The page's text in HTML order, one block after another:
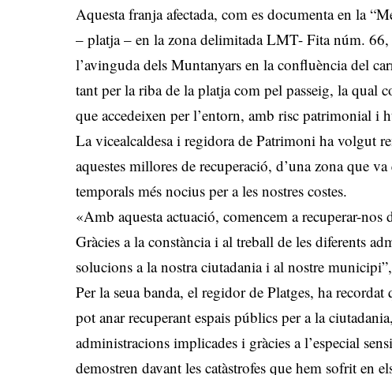
Aquesta franja afectada, com es documenta en la
– platja – en la zona delimitada LMT- Fita núm. 66,
l’avinguda dels Muntanyars en la confluència del
tant per la riba de la platja com pel passeig, la qual
que accedeixen per l’entorn, amb risc patrimonial i
La vicealcaldesa i regidora de Patrimoni ha volgut
aquestes millores de recuperació, d’una zona que
temporals més nocius per a les nostres costes.
«Amb aquesta actuació, comencem a recuperar-
Gràcies a la constància i al treball de les diferents
solucions a la nostra ciutadania i al nostre
Per la seua banda, el regidor de Platges, ha
pot anar recuperant espais públics per a la
administracions implicades i gràcies a l’especial
demostren davant les catàstrofes que hem sofrit en